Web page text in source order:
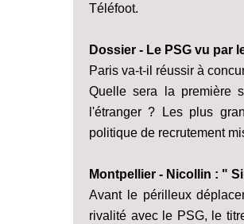
Téléfoot.
Dossier - Le PSG vu par
Paris va-t-il réussir à
Quelle sera la première
l'étranger ? Les plus
politique de recrutement
Montpellier - Nicollin : "
Avant le périlleux
rivalité avec le PSG, le